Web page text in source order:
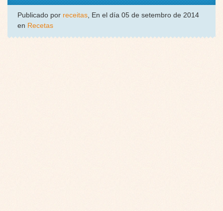
Publicado por receitas, En el día 05 de setembro de 2014
en Recetas